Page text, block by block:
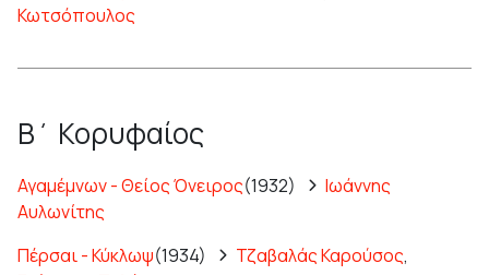
Κωτσόπουλος
Β΄ Κορυφαίος
Αγαμέμνων - Θείος Όνειρος(1932)
Ιωάννης
Αυλωνίτης
Πέρσαι - Κύκλωψ(1934) Τζαβαλάς Καρούσος,